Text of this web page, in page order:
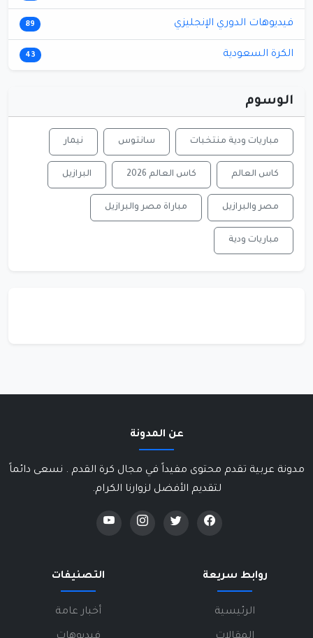
فيديوهات الدوري الإنجليزي 89
الكرة السعودية 43
الوسوم
مباريات ودية منتخبات سانتوس نيمار
كاس العالم كاس العالم 2026 البرازيل
مصر والبرازيل مباراة مصر والبرازيل
مباريات ودية
عن المدونة
مدونة عربية تقدم محتوى مفيداً في مجال كرة القدم . نسعى دائماً
لتقديم الأفضل لزوارنا الكرام.
روابط سريعة
الرئيسية
التصنيفات
أخبار عامة